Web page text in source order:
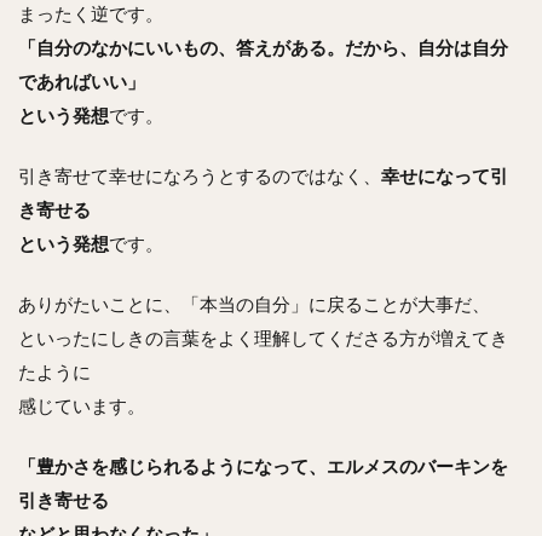
まったく逆です。
「自分のなかにいいもの、答えがある。だから、自分は自分
であればいい」
という発想です。
引き寄せて幸せになろうとするのではなく、 幸せになって引
き寄せる
という発想です。
ありがたいことに、「本当の自分」に戻ることが大事だ、
といったにしきの言葉をよく理解してくださる方が増えてき
たように
感じています。
「豊かさを感じられるようになって、エルメスのバーキンを
引き寄せる